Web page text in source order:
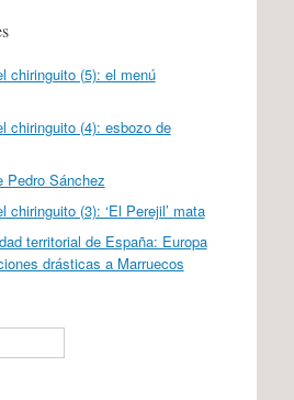
chiringuito (5): el menú
chiringuito (4): esbozo de
Pedro Sánchez
chiringuito (3): ‘El Perejil’ mata
territorial de España: Europa
drásticas a Marruecos